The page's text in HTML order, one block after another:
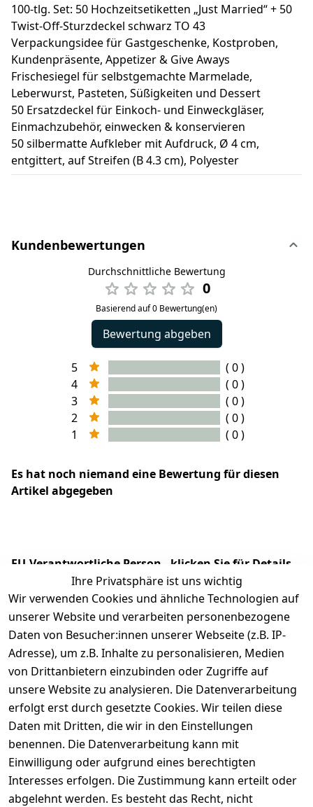
100-tlg. Set: 50 Hochzeitsetiketten „Just Married“ + 50
Twist-Off-Sturzdeckel schwarz TO 43
Verpackungsidee für Gastgeschenke, Kostproben,
Kundenpräsente, Appetizer & Give Aways
Frischesiegel für selbstgemachte Marmelade,
Leberwurst, Pasteten, Süßigkeiten und Dessert
50 Ersatzdeckel für Einkoch- und Einweckgläser,
Einmachzubehör, einwecken & konservieren
50 silbermatte Aufkleber mit Aufdruck, Ø 4 cm,
entgittert, auf Streifen (B 4.3 cm), Polyester
Kundenbewertungen
Durchschnittliche Bewertung
0
Basierend auf 0 Bewertung(en)
Bewertung abgeben
5
( 0 )
4
( 0 )
3
( 0 )
2
( 0 )
1
( 0 )
Es hat noch niemand eine Bewertung für diesen
Artikel abgegeben
EU-Verantwortliche Person - klicken Sie für Details
Ihre Privatsphäre ist uns wichtig
Wir verwenden Cookies und ähnliche Technologien auf
unserer Website und verarbeiten personenbezogene
Daten von Besucher:innen unserer Webseite (z.B. IP-
Adresse), um z.B. Inhalte zu personalisieren, Medien
von Drittanbietern einzubinden oder Zugriffe auf
unsere Website zu analysieren. Die Datenverarbeitung
erfolgt erst durch gesetzte Cookies. Wir teilen diese
Daten mit Dritten, die wir in den Einstellungen
benennen. Die Datenverarbeitung kann mit
Einwilligung oder aufgrund eines berechtigten
Interesses erfolgen. Die Zustimmung kann erteilt oder
abgelehnt werden. Es besteht das Recht, nicht
Rechtliches
Impressum
Datenschutze
Services
Registrieren